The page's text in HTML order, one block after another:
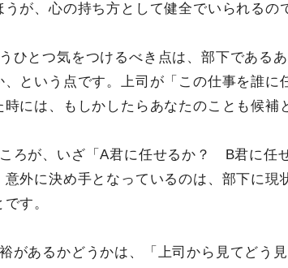
うが、心の持ち方として健全でいられるの
ひとつ気をつけるべき点は、部下である
、という点です。上司が「この仕事を誰
時には、もしかしたらあなたのことも候補
ろが、いざ「A君に任せるか？ B君に任
意外に決め手となっているのは、部下に現
です。
があるかどうかは、「上司から見てどう